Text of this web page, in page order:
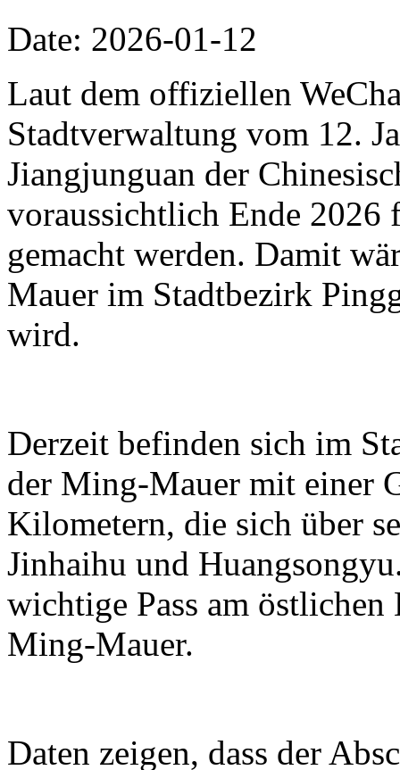
Date: 2026-01-12
Laut dem offiziellen
Stadtverwaltung vom 12.
Jiangjunguan der
voraussichtlich Ende
gemacht werden. Damit
Mauer im Stadtbezirk
wird.
Derzeit befinden sich im
der Ming-Mauer mit einer
Kilometern, die sich über
Jinhaihu und
wichtige Pass am
Ming-Mauer.
Daten zeigen, dass der